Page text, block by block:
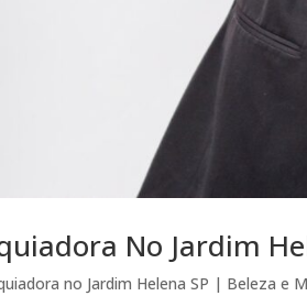
No Jardim
no Jardim Helena SP | Beleza e